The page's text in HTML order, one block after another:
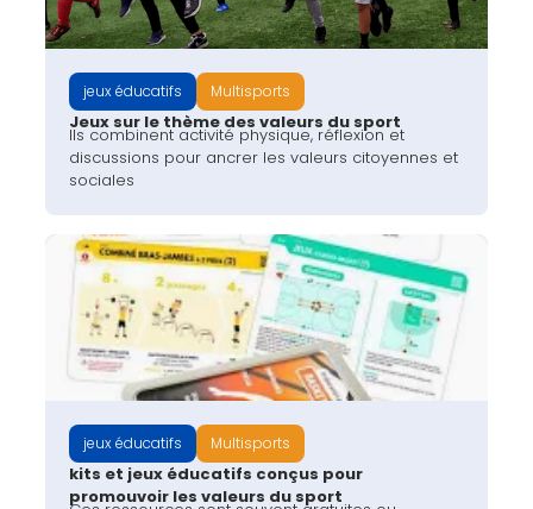
jeux éducatifs Multisports
Jeux sur le thème des valeurs du sport
Ils combinent activité physique, réflexion et
discussions pour ancrer les valeurs citoyennes et
sociales
jeux éducatifs Multisports
kits et jeux éducatifs conçus pour
promouvoir les valeurs du sport